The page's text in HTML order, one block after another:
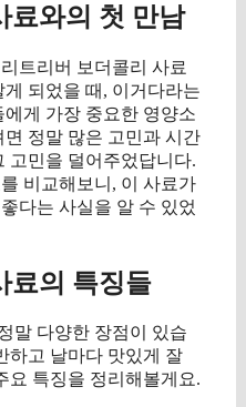
료와의 첫 만남
트리버 보더콜리 사료
되었을 때, 이거다라는
게 가장 중요한 영양소
정말 많은 고민과 시간
고민을 덜어주었답니다.
비교해보니, 이 사료가
다는 사실을 알 수 있었
료의 특징들
말 다양한 장점이 있습
하고 날마다 맛있게 잘
요 특징을 정리해볼게요.